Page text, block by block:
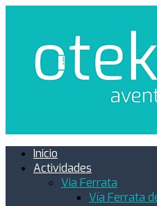
Inicio
Actividades
Via Ferrata
Vía Ferrata